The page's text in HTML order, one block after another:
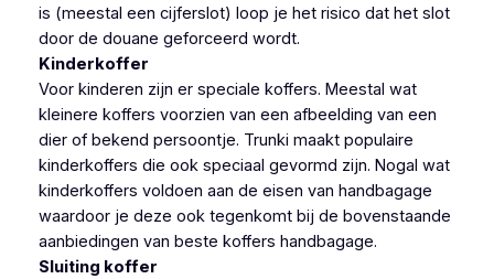
is (meestal een cijferslot) loop je het risico dat het slot
door de douane geforceerd wordt.
Kinderkoffer
Voor kinderen zijn er speciale koffers. Meestal wat
kleinere koffers voorzien van een afbeelding van een
dier of bekend persoontje. Trunki maakt populaire
kinderkoffers die ook speciaal gevormd zijn. Nogal wat
kinderkoffers voldoen aan de eisen van handbagage
waardoor je deze ook tegenkomt bij de bovenstaande
aanbiedingen van beste koffers handbagage.
Sluiting koffer